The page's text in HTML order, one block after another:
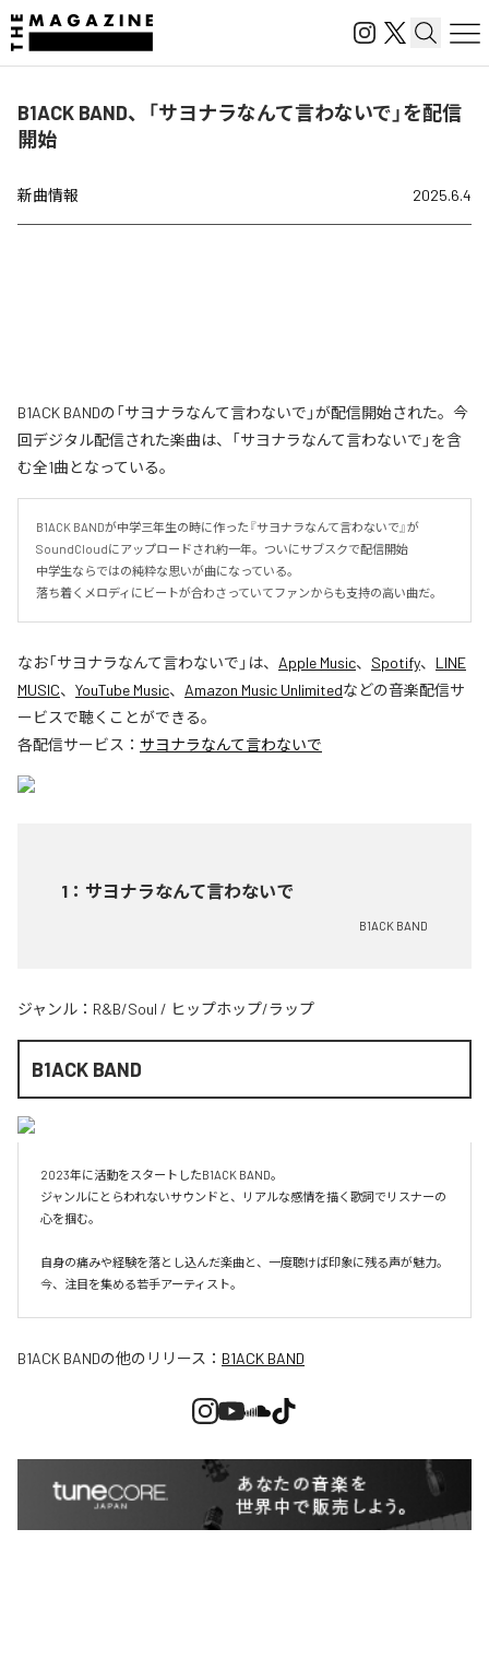
B1ACK BAND、「サヨナラなんて言わないで」を配信
開始
新曲情報 2025.6.4
B1ACK BANDの「サヨナラなんて言わないで」が配信開始された。今
回デジタル配信された楽曲は、「サヨナラなんて言わないで」を含
む全1曲となっている。
B1ACK BANDが中学三年生の時に作った『サヨナラなんて言わないで』が
SoundCloudにアップロードされ約一年。ついにサブスクで配信開始
中学生ならではの純粋な思いが曲になっている。
落ち着くメロディにビートが合わさっていてファンからも支持の高い曲だ。
なお「サヨナラなんて言わないで 」は、 Apple Music、 Spotify、 LINE
MUSIC、 YouTube Music、 Amazon Music Unlimitedなどの音楽配信サ
ービスで聴くことができる。
各配信サービス： サヨナラなんて言わないで
1 ： サヨナラなんて言わないで
B1ACK BAND
ジャンル： R&B/Soul / ヒップホップ/ラップ
B1ACK BAND
2023年に活動をスタートしたB1ACK BAND。
ジャンルにとらわれないサウンドと、リアルな感情を描く歌詞でリスナーの
心を掴む。
自身の痛みや経験を落とし込んだ楽曲と、一度聴けば印象に残る声が魅力。
B1ACK BANDの他のリリース： B1ACK BAND